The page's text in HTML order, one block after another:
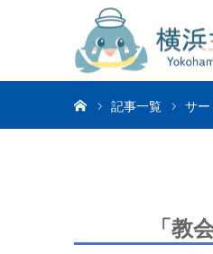
記事一覧 サー
「教